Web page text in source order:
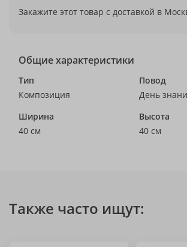
Закажите этот товар с доставкой в
Общие характеристики
Тип
Композиция
Повод
День
Ширина
40 см
Высота
40 см
Также часто ищут: